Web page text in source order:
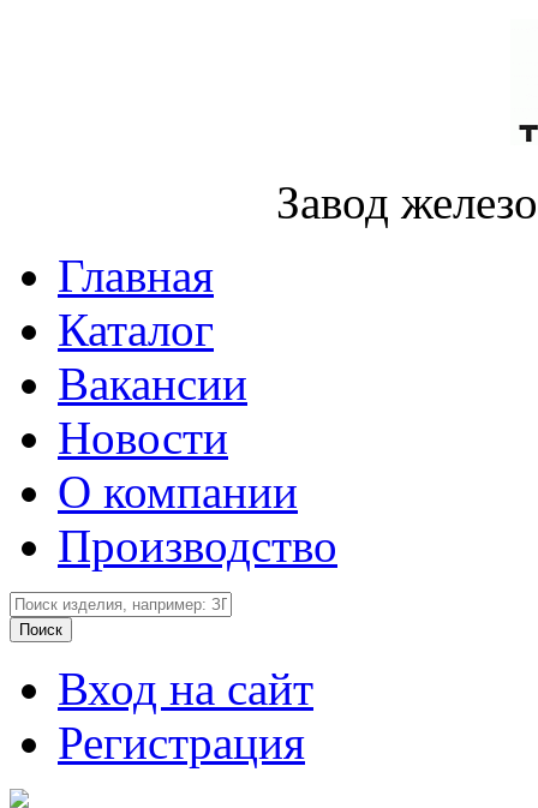
Завод
Главная
Каталог
Вакансии
Новости
О компании
Производство
Вход на сайт
Регистрация